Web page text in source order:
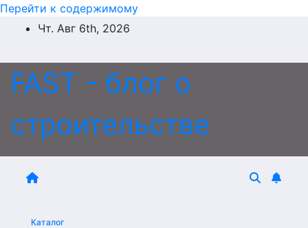
Перейти к содержимому
Чт. Авг 6th, 2026
FAST - блог о
строительстве
Каталог